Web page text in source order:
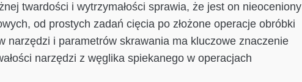
twardości i wytrzymałości sprawia, że jest on nieoceniony
od prostych zadań cięcia po złożone operacje obróbki
narzędzi i parametrów skrawania ma kluczowe znaczenie
narzędzi z węglika spiekanego w operacjach